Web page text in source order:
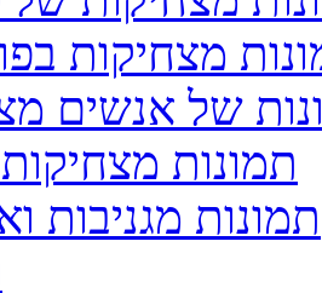
מצחיקות
של אנשים
תמונות
תמונות מגניבות